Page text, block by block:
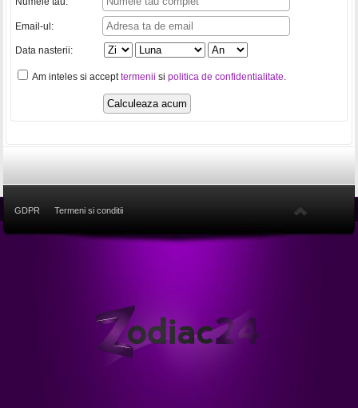
Email-ul:
Data nasterii:
Am inteles si accepttermenii si politica de confidentialitate.
GDPR Termeni si conditii